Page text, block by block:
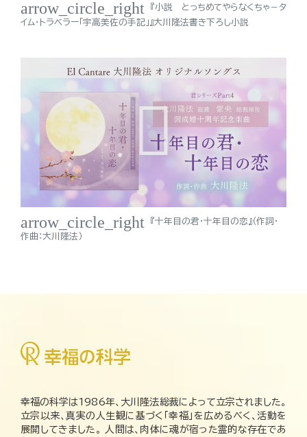
arrow_circle_right
『小説 とっちめてやらなくちゃ－タ
イム・トラベラー「宇高美佐の手記」』大川隆法書き下ろし小説
arrow_circle_right
『十年目の君・十年目の恋』（作詞・
作曲：大川隆法）
幸福の科学は1986年、大川隆法総裁によって立宗されました。
立宗以来、真実の人生観に基づく「幸福」を広めるべく、活動を
展開してきました。 人間は、肉体に魂が宿った霊的な存在であ